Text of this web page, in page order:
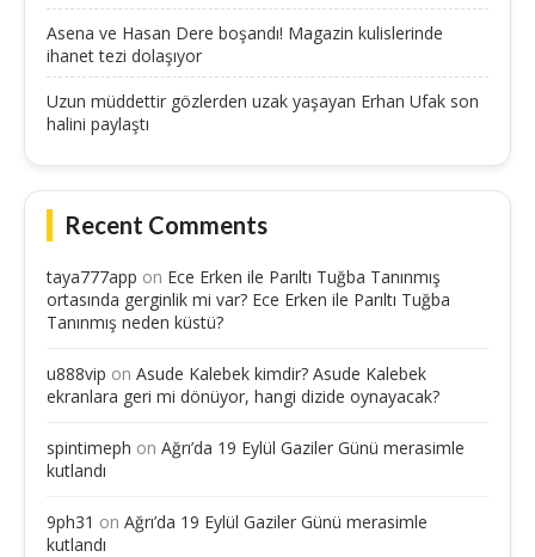
Asena ve Hasan Dere boşandı! Magazin kulislerinde
ihanet tezi dolaşıyor
Uzun müddettir gözlerden uzak yaşayan Erhan Ufak son
halini paylaştı
Recent Comments
taya777app on Ece Erken ile Parıltı Tuğba Tanınmış
ortasında gerginlik mi var? Ece Erken ile Parıltı Tuğba
Tanınmış neden küstü?
u888vip on Asude Kalebek kimdir? Asude Kalebek
ekranlara geri mi dönüyor, hangi dizide oynayacak?
spintimeph on Ağrı’da 19 Eylül Gaziler Günü merasimle
kutlandı
9ph31 on Ağrı’da 19 Eylül Gaziler Günü merasimle
kutlandı